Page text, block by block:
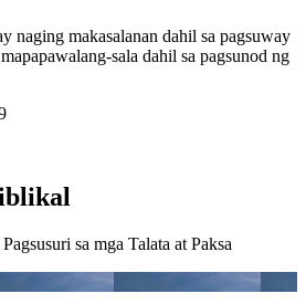
naging makasalanan dahil sa pagsuway
sala dahil sa pagsunod ng
sa mga Talata at Paksa